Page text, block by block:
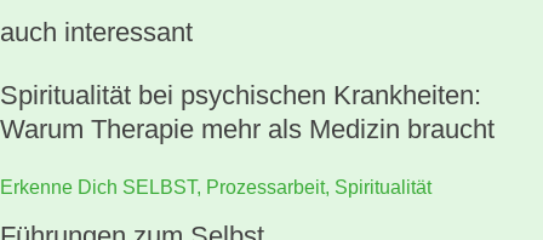
auch interessant
Spiritualität bei psychischen Krankheiten:
Warum Therapie mehr als Medizin braucht
Erkenne Dich SELBST, Prozessarbeit, Spiritualität